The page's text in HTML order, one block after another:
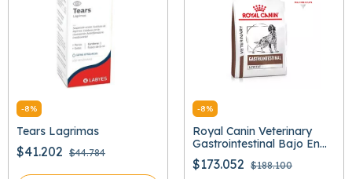
-8%
Tears Lagrimas
$41.202 $44.784
-8%
Royal Canin Veterinary
Gastrointestinal Bajo En
Grasa
$173.052 $188.100